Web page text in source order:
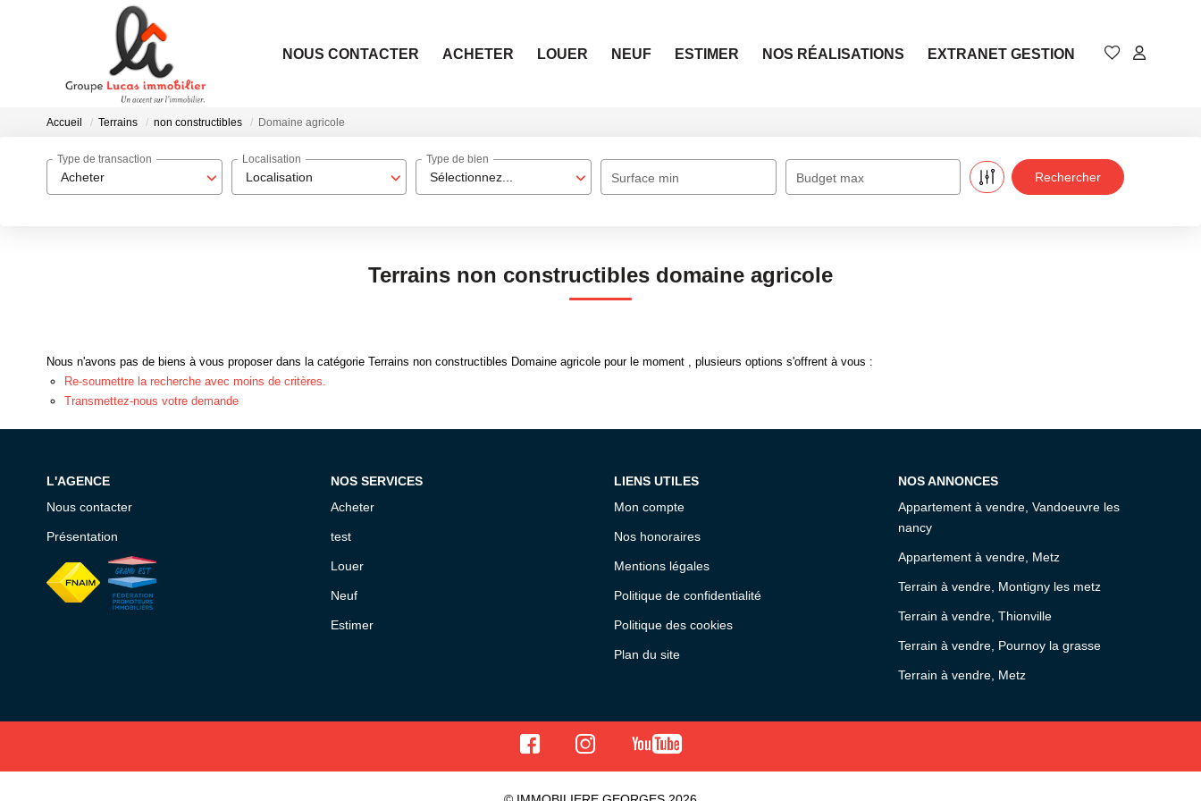
NOUS CONTACTER ACHETER LOUER NEUF ESTIMER NOS RÉALISATIONS EXTRANET GESTION
Accueil Terrains non constructibles Domaine agricole
Acheter
Type de transaction
Localisation
Localisation
Sélectionnez...
Type de bien
Surface min Budget max
Terrains non constructibles domaine agricole
Nous n'avons pas de biens à vous proposer dans la catégorie Terrains non constructibles Domaine agricole pour le moment , plusieurs options s'offrent à vous :
Re-soumettre la recherche avec moins de critères.
Transmettez-nous votre demande
L'AGENCE
Nous contacter
Présentation
NOS SERVICES
Acheter
test
Louer
Neuf
Estimer
LIENS UTILES
Mon compte
Nos honoraires
Mentions légales
Politique de confidentialité
Politique des cookies
Plan du site
NOS ANNONCES
Appartement à vendre, Vandoeuvre les
nancy
Appartement à vendre, Metz
Terrain à vendre, Montigny les metz
Terrain à vendre, Thionville
Terrain à vendre, Pournoy la grasse
Terrain à vendre, Metz